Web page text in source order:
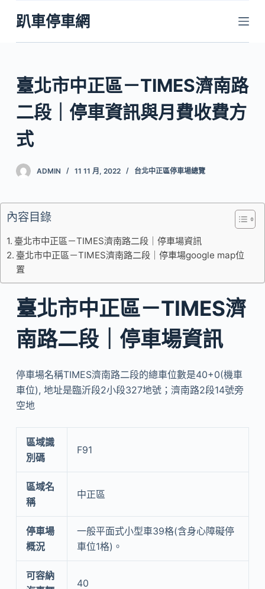
跳
至
主
內
容
趴車停車網
臺北市中正區－TIMES濟南路
二段｜停車資訊與月費收費方
式
ADMIN 11 11 月, 2022 台北中正區停車場總覽
內容目錄
臺北市中正區－TIMES濟南路二段｜停車場資訊
臺北市中正區－TIMES濟南路二段｜停車場google map位
置
臺北市中正區－TIMES濟
南路二段｜停車場資訊
停車場名稱TIMES濟南路二段的總車位數是40+0(機車
車位), 地址是臨沂段2小段327地號；濟南路2段14號旁
空地
區域識
別碼
F91
區域名
稱
中正區
停車場
概況
一般平面式小型車39格(含身心障礙停
車位1格)。
可容納
40